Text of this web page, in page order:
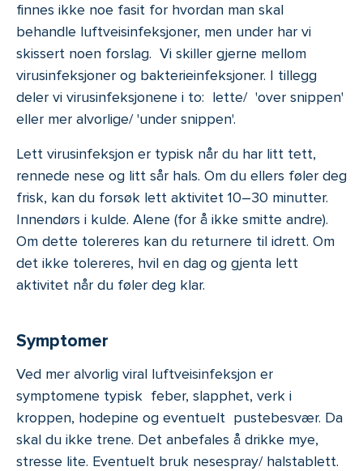
finnes ikke noe fasit for hvordan man skal
behandle luftveisinfeksjoner, men under har vi
skissert noen forslag. Vi skiller gjerne mellom
virusinfeksjoner og bakterieinfeksjoner. I tillegg
deler vi virusinfeksjonene i to: lette/ 'over snippen'
eller mer alvorlige/ 'under snippen'.
Lett virusinfeksjon er typisk når du har litt tett,
rennede nese og litt sår hals. Om du ellers føler deg
frisk, kan du forsøk lett aktivitet 10–30 minutter.
Innendørs i kulde. Alene (for å ikke smitte andre).
Om dette tolereres kan du returnere til idrett. Om
det ikke tolereres, hvil en dag og gjenta lett
aktivitet når du føler deg klar.
Symptomer
Ved mer alvorlig viral luftveisinfeksjon er
symptomene typisk feber, slapphet, verk i
kroppen, hodepine og eventuelt pustebesvær. Da
skal du ikke trene. Det anbefales å drikke mye,
stresse lite. Eventuelt bruk nesespray/ halstablett.